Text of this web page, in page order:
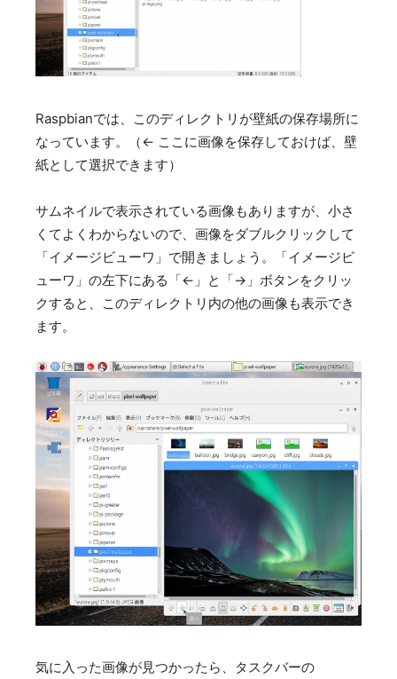
Raspbianでは、このディレクトリが壁紙の保存場所に
なっています。（← ここに画像を保存しておけば、壁
紙として選択できます）
サムネイルで表示されている画像もありますが、小さ
くてよくわからないので、画像をダブルクリックして
「イメージビューワ」で開きましょう。「イメージビ
ューワ」の左下にある「←」と「→」ボタンをクリッ
クすると、このディレクトリ内の他の画像も表示でき
ます。
気に入った画像が見つかったら、タスクバーの